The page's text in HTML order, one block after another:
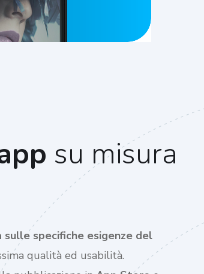
su misura
sulle specifiche esigenze del
qualità ed usabilità.